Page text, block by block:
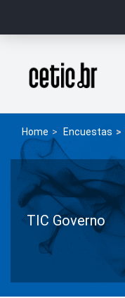
Página inicial
Home Encuestas
TIC Governo